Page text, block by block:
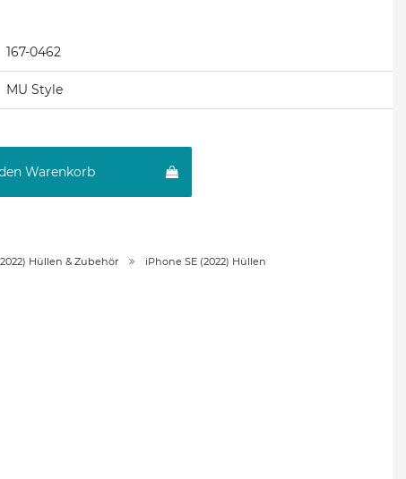
167-0462
MU Style
Warenkorb
Hüllen & Zubehör
iPhone SE (2022) Hüllen